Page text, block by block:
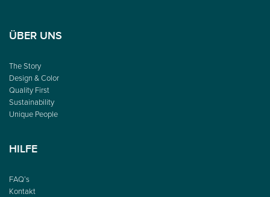
ÜBER UNS
The Story
Design & Color
Quality First
Sustainability
Unique People
HILFE
FAQ’s
Kontakt